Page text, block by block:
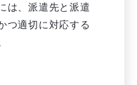
は、派遣先と派遣
つ適切に対応する